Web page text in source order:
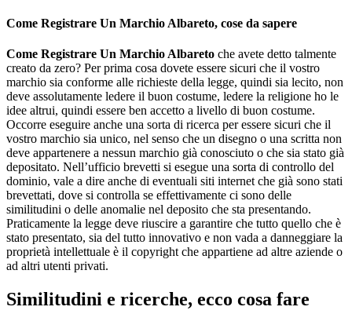
Come Registrare Un Marchio Albareto, cose da sapere
Come Registrare Un Marchio Albareto che avete detto talmente
creato da zero? Per prima cosa dovete essere sicuri che il vostro
marchio sia conforme alle richieste della legge, quindi sia lecito, non
deve assolutamente ledere il buon costume, ledere la religione ho le
idee altrui, quindi essere ben accetto a livello di buon costume.
Occorre eseguire anche una sorta di ricerca per essere sicuri che il
vostro marchio sia unico, nel senso che un disegno o una scritta non
deve appartenere a nessun marchio già conosciuto o che sia stato già
depositato. Nell’ufficio brevetti si esegue una sorta di controllo del
dominio, vale a dire anche di eventuali siti internet che già sono stati
brevettati, dove si controlla se effettivamente ci sono delle
similitudini o delle anomalie nel deposito che sta presentando.
Praticamente la legge deve riuscire a garantire che tutto quello che è
stato presentato, sia del tutto innovativo e non vada a danneggiare la
proprietà intellettuale è il copyright che appartiene ad altre aziende o
ad altri utenti privati.
Similitudini e ricerche, ecco cosa fare